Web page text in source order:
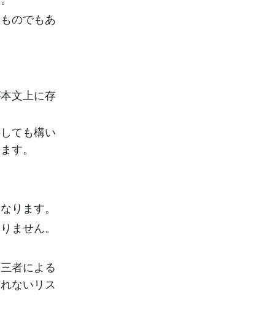
のでもあ
文上に存
ても構い
す。
ります。
ません。
者による
ないリス